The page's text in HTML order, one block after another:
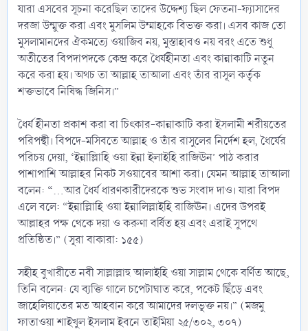
যারা এসবের সূচনা করেছিল তাদের উদ্দেশ্য ছিল ফেতনা-ফ্যাসাদের
দরজা উন্মুক্ত করা এবং মুসলিম উম্মাহকে বিভক্ত করা। এসব কাজ তো
মুসলামানদের ঐকমত্যে ওয়াজিব নয়, মুস্তাহাবও নয় বরং এতে শুধু
অতীতের বিপদাপদকে কেন্দ্র করে ধৈর্যহীনতা এবং কান্নাকাটি নতুন
করে করা হয়। অথচ তা আল্লাহ তাআলা এবং তাঁর রাসূল কর্তৃক
শক্তভাবে নিষিদ্ধ জিনিস।”
ধৈর্য হীনতা প্রকাশ করা বা চিৎকার-কান্নাকাটি করা ইসলামী শরীয়তের
পরিপন্থী। বিপদে-মসিবতে আল্লাহ ও তাঁর রাসুলের নির্দেশ হল, ধৈর্যের
পরিচয় দেয়া, ‘ইন্নাল্লিাহি ওয়া ইন্না ইলাইহি রাজিঊন’ পাঠ করার
পাশাপাশি আল্লাহর নিকট সওয়াবের আশা করা। যেমন আল্লাহ তাআলা
বলেন: “…আর ধৈর্য ধারণকারীদেরকে শুভ সংবাদ দাও। যারা বিপদ
এলে বলে: “ইন্নাল্লিাহি ওয়া ইন্নালিল্লাইহি রাজিঊন। এদের উপরই
আল্লাহর পক্ষ থেকে দয়া ও করুণা বর্ষিত হয় এবং এরাই সুপথে
প্রতিষ্ঠিত।” (সূরা বাকারা: ১৫৫)
সহীহ বুখারীতে নবী সাল্লাল্লাহু আলাইহি ওয়া সাল্লাম থেকে বর্ণিত আছে,
তিনি বলেন: যে ব্যক্তি গালে চপেটাঘাত করে, পকেট ছিঁড়ে এবং
জাহেলিয়াতের মত আহবান করে আমাদের দলভূক্ত নয়।” (মজমু
ফাতাওয়া শাইখুল ইসলাম ইবনে তাইমিয়া ২৫/৩০২, ৩০৭)